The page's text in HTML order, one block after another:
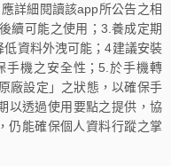
詳細閱讀該app所公告之相
續可能之使用；3.養成定期
資料外洩可能；4建議安裝
手機之安全性；5.於手機轉
廠設定」之狀態，以確保手
以透過使用要點之提供，協
仍能確保個人資料行蹤之掌